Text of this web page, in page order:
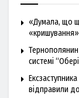
«Думала, що
Тернополянин
системі
відправили